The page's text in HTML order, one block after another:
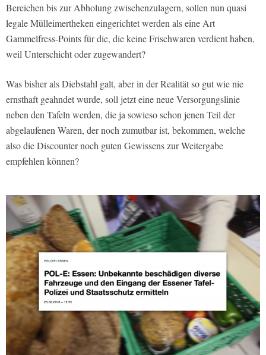
Bereichen bis zur Abholung zwischenzulagern, sollen nun quasi
legale Mülleimertheken eingerichtet werden als eine Art
Gammelfress-Points für die, die keine Frischwaren verdient haben,
weil Unterschicht oder zugewandert?
Was bisher als Diebstahl galt, aber in der Realität so gut wie nie
ernsthaft geahndet wurde, soll jetzt eine neue Versorgungslinie
neben den Tafeln werden, die ja sowieso schon jenen Teil der
abgelaufenen Waren, der noch zumutbar ist, bekommen, welche
also die Discounter noch guten Gewissens zur Weitergabe
empfehlen können?